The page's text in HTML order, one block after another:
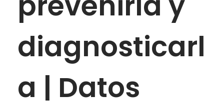
diagnosticarl
a | Datos